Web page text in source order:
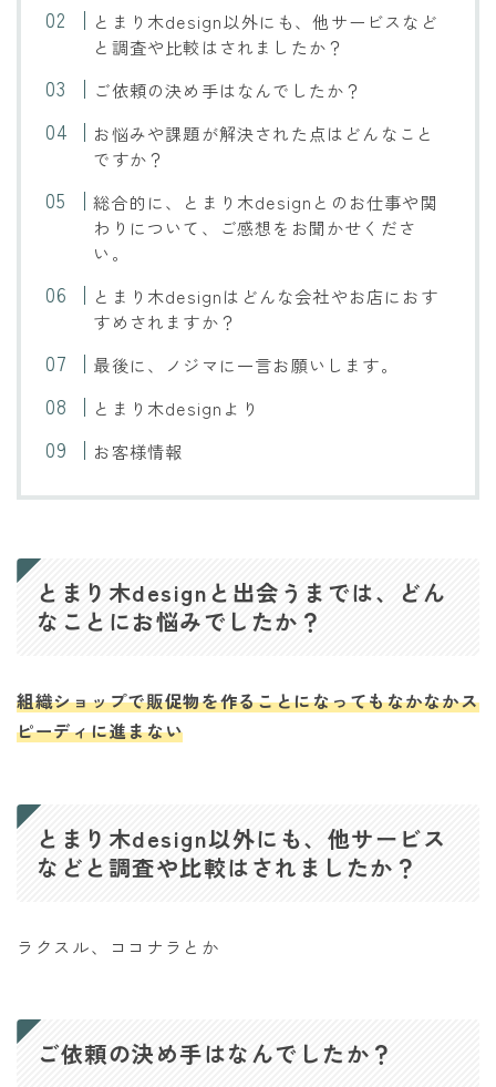
とまり木design以外にも、他サービスなど
と調査や比較はされましたか？
ご依頼の決め手はなんでしたか？
お悩みや課題が解決された点はどんなこと
ですか？
総合的に、とまり木designとのお仕事や関
わりについて、ご感想をお聞かせくださ
い。
とまり木designはどんな会社やお店におす
すめされますか？
最後に、ノジマに一言お願いします。
とまり木designより
お客様情報
とまり木designと出会うまでは、どん
なことにお悩みでしたか？
組織ショップで販促物を作ることになってもなかなかス
ピーディに進まない
とまり木design以外にも、他サービス
などと調査や比較はされましたか？
ラクスル、ココナラとか
ご依頼の決め手はなんでしたか？